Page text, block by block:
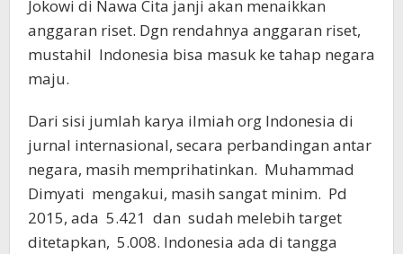
Jokowi di Nawa Cita janji akan menaikkan
anggaran riset. Dgn rendahnya anggaran riset,
mustahil Indonesia bisa masuk ke tahap negara
maju.
Dari sisi jumlah karya ilmiah org Indonesia di
jurnal internasional, secara perbandingan antar
negara, masih memprihatinkan. Muhammad
Dimyati mengakui, masih sangat minim. Pd
2015, ada 5.421 dan sudah melebih target
ditetapkan, 5.008. Indonesia ada di tangga